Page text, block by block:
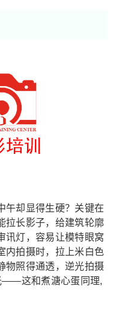
午却显得生硬？关键在
拉长影子，给建筑轮廓
讯灯，容易让模特眼窝
内拍摄时，拉上米白色
物照得通透，逆光拍摄
——这和煮溏心蛋同理,